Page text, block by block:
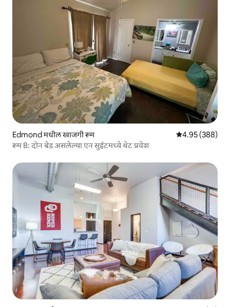
Edmond मधील खाजगी रूम 5 पैकी 4.95
4.95 (388)
रूम B: दोन बेड असलेल्या एन सुईटमध्ये थेट प्रवेश